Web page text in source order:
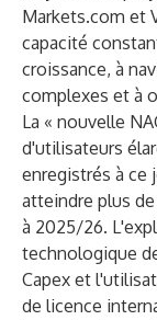
Markets.com et
capacité
croissance, à
complexes et à
La « nouvelle
d'utilisateurs
enregistrés à ce
atteindre plus
à 2025/26.
technologique
Capex et
de licence